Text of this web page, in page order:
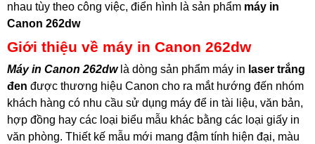
nhau tùy theo công việc, điển hình là sản phẩm máy in
Canon 262dw
Giới thiệu về máy in Canon 262dw
Máy in Canon 262dwlà dòng sản phẩm máy in laser trắng
đen được thương hiệu Canon cho ra mắt hướng đến nhóm
khách hàng có nhu cầu sử dụng máy để in tài liệu, văn bản,
hợp đồng hay các loại biểu mẫu khác bằng các loại giấy in
văn phòng. Thiết kế mẫu mới mang đậm tính hiện đại, màu